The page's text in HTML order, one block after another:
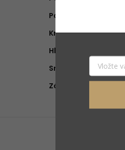
Parfumér
Krajina pôvodu:
Hlava
Srdce
Základ